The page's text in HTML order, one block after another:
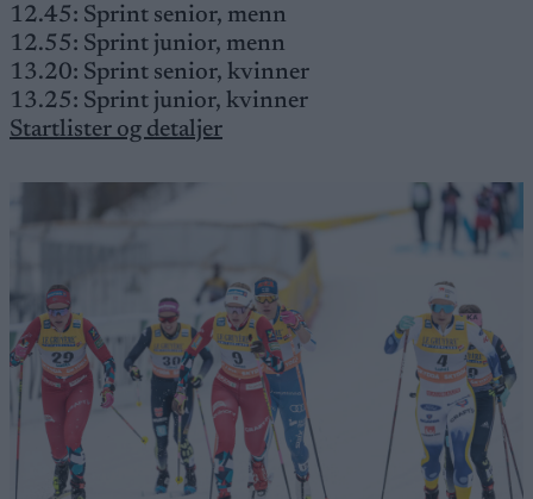
12.45: Sprint senior, menn
12.55: Sprint junior, menn
13.20: Sprint senior, kvinner
13.25: Sprint junior, kvinner
Startlister og detaljer